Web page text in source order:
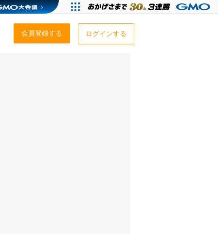
会員登録する ログインする